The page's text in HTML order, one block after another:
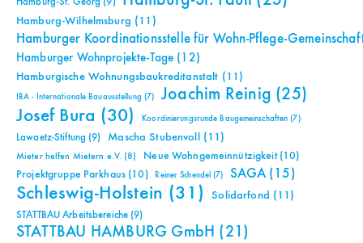
Hamburg-St. Georg (9)
Hamburg-Wilhelmsburg (11)
Hamburger Koordinationsstelle für Wohn-Pflege-
Hamburger Wohnprojekte-Tage (12)
Hamburgische Wohnungsbaukreditanstalt (11)
IBA - Internationale Bauausstellung (7) Joachim Reinig (25)
Josef Bura (30) Koordinierungsrunde Baugemeinschaften (7)
Lawaetz-Stiftung (9) Mascha Stubenvoll (11)
Mieter helfen Mietern e.V. (8) Neue Wohngemeinnützigkeit(10)
Projektgruppe Parkhaus (10) Reiner Schendel (7) SAGA(15)
Schleswig-Holstein (31) Solidarfond (11)
STATTBAU Arbeitsbereiche (9)
STATTBAU HAMBURG GmbH (21)